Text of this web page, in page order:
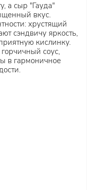
а сыр "Гауда"
вкус.
хрустящий
сэндвичу яркость,
кислинку.
соус,
в гармоничное